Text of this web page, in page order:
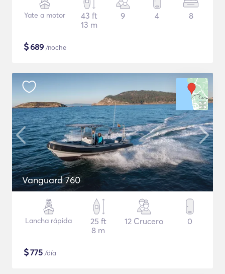
Yate a motor
43 ft
13 m
9 4 8
$689 /noche
Vanguard 760
Lancha rápida
25 ft
8 m
12 Crucero 0
$775 /día